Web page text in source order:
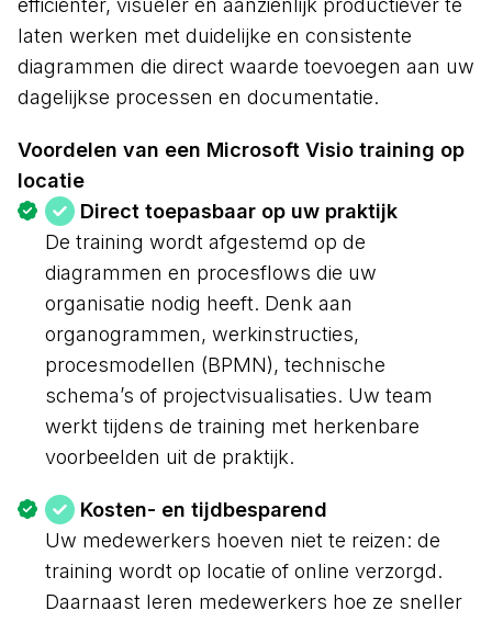
efficiënter, visueler en aanzienlijk productiever te
laten werken met duidelijke en consistente
diagrammen die direct waarde toevoegen aan uw
dagelijkse processen en documentatie.
Voordelen van een Microsoft Visio training op
locatie
Direct toepasbaar op uw praktijk
De training wordt afgestemd op de
diagrammen en procesflows die uw
organisatie nodig heeft. Denk aan
organogrammen, werkinstructies,
procesmodellen (BPMN), technische
schema’s of projectvisualisaties. Uw team
werkt tijdens de training met herkenbare
voorbeelden uit de praktijk.
Kosten- en tijdbesparend
Uw medewerkers hoeven niet te reizen: de
training wordt op locatie of online verzorgd.
Daarnaast leren medewerkers hoe ze sneller